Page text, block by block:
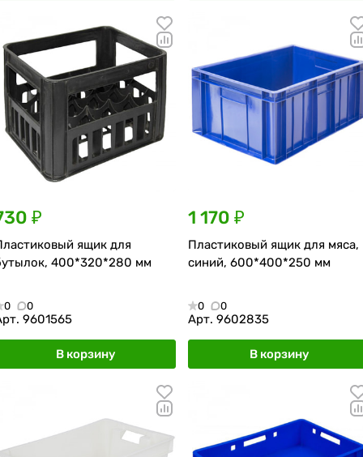
₽
ящик для
400*320*280 мм
0 0
9601565
В корзину
1 170 ₽
Пластиковый ящик для мяса,
синий, 600*400*250 мм
0 0
Арт. 9602835
В корзину